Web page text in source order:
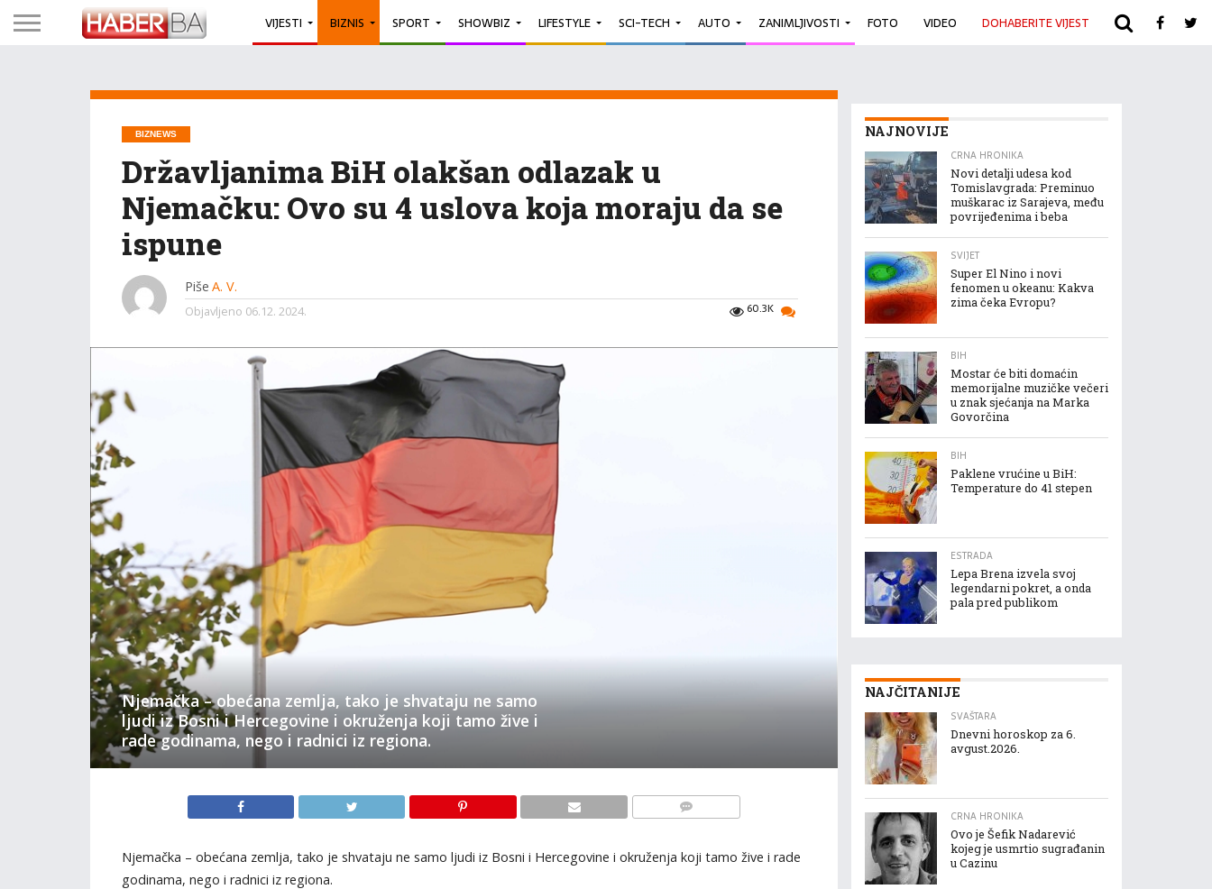
VIJESTI BIZNIS SPORT SHOWBIZ LIFESTYLE SCI-TECH AUTO ZANIMLJIVOSTI FOTO VIDEO DOHABERITE VIJEST ARHIVA
BIZNEWS
Državljanima BiH olakšan odlazak u
Njemačku: Ovo su 4 uslova koja moraju da se
ispune
Piše A. V.
60.3K
Objavljeno 06.12. 2024.
Njemačka – obećana zemlja, tako je shvataju ne samo
ljudi iz Bosni i Hercegovine i okruženja koji tamo žive i
rade godinama, nego i radnici iz regiona.
Njemačka – obećana zemlja, tako je shvataju ne samo ljudi iz Bosni i Hercegovine i okruženja koji tamo žive i rade
godinama, nego i radnici iz regiona.
NAJNOVIJE
CRNA HRONIKA
Novi detalji udesa kod
Tomislavgrada: Preminuo
muškarac iz Sarajeva, među
povrijeđenima i beba
SVIJET
Super El Nino i novi
fenomen u okeanu: Kakva
zima čeka Evropu?
BIH
Mostar će biti domaćin
memorijalne muzičke večeri
u znak sjećanja na Marka
Govorčina
BIH
Paklene vrućine u BiH:
Temperature do 41 stepen
ESTRADA
Lepa Brena izvela svoj
legendarni pokret, a onda
pala pred publikom
NAJČITANIJE
SVAŠTARA
Dnevni horoskop za 6.
avgust.2026.
CRNA HRONIKA
Ovo je Šefik Nadarević
kojeg je usmrtio sugrađanin
u Cazinu